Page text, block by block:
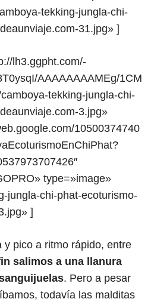
tekking-jungla-chi-
31.jpg» ]
lh3.ggpht.com/-
AAAAAAAAMEg/1CM
tekking-jungla-chi-
3.jpg»
10500374740
type=»image»
jungla-chi-phat-ecoturismo-
]
y pico a ritmo rápido, entre
salimos a una llanura
. Pero a pesar
todavía las malditas